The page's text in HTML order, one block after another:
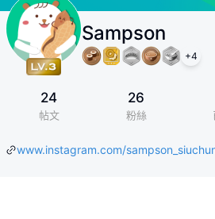
Sampson
+4
24
帖文
26
粉絲
www.instagram.com/